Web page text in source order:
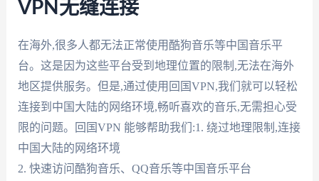
VPN无缝连接
在海外,很多人都无法正常使用酷狗音乐等中国音乐平
台。这是因为这些平台受到地理位置的限制,无法在海外
地区提供服务。但是,通过使用回国VPN,我们就可以轻松
连接到中国大陆的网络环境,畅听喜欢的音乐,无需担心受
限的问题。回国VPN 能够帮助我们:1. 绕过地理限制,连接
中国大陆的网络环境
2. 快速访问酷狗音乐、QQ音乐等中国音乐平台